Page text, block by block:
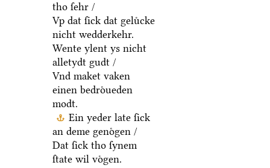
tho ſehr /
Vp dat ſick dat geluͤcke
nicht wedderkehr.
Wente ylent ys nicht
alletydt gudt /
Vnd maket vaken
einen bedroͤueden
modt.
Ein yeder late ſick
an deme genoͤgen /
Dat ſick tho ſynem
ſtate wil voͤgen.